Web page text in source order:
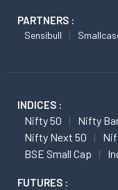
PARTNERS :
Sensibull
INDICES :
Nifty 50 Nifty
Nifty Next 50
BSE Small Cap
FUTURES :